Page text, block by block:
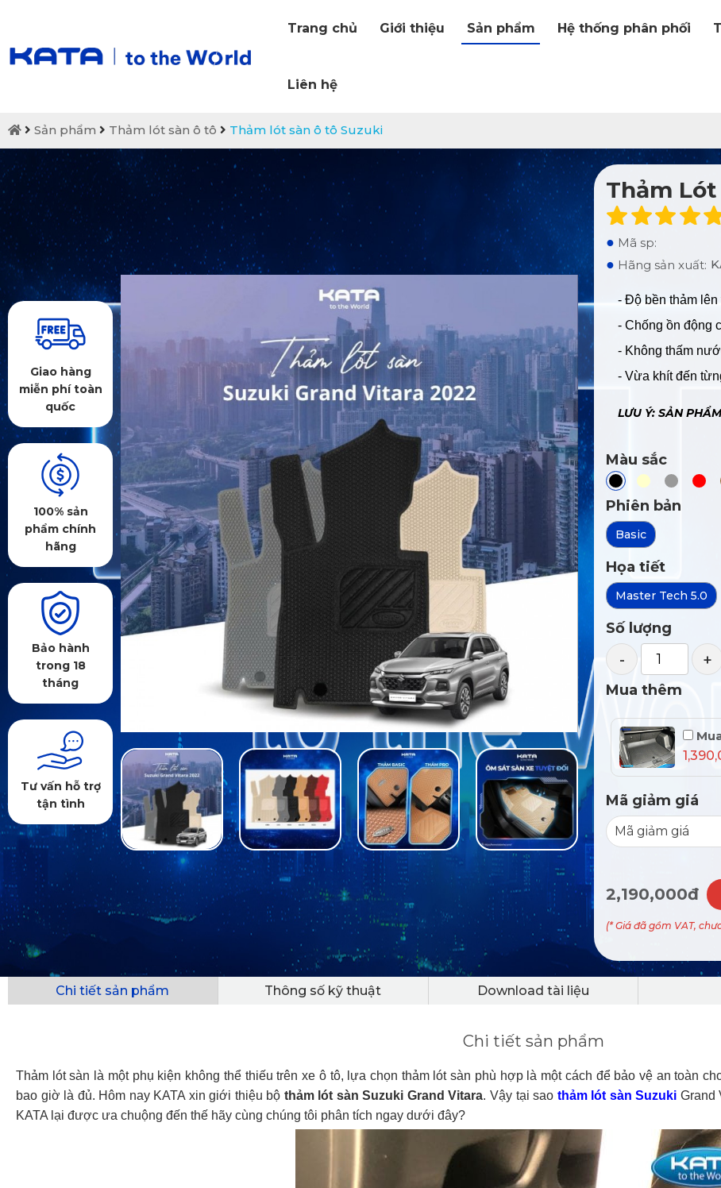
Trang chủ Giới thiệu Sản phẩm Hệ thống phân phối
Liên hệ
Sản phẩm Thảm lót sàn ô tô Thảm lót sàn ô tô Suzuki
Giao hàng
miễn phí toàn
quốc
100% sản
phẩm chính
hãng
Bảo hành
trong 18
tháng
Tư vấn hỗ trợ
tận tình
Thảm
● Mã sp:
● Hãng sản xuất:
- Độ bền thảm lên
- Chống ồn động
- Không thấm nư
- Vừa khít đến
LƯU Ý: SẢN
Màu sắc
Phiên bản
Basic
Họa tiết
Master Tech 5.0
Số lượng
- +
Mua thêm
Mã giảm giá
2,190,000đ
(* Giá đã gồm VAT,
Chi tiết sản phẩm Thông số kỹ thuật Download tài liệu
Chi tiết sản phẩm
Thảm lót sàn là một phụ kiện không thể thiếu trên xe ô tô, lựa chọn thảm lót sàn phù hợp là một cách để bảo vệ an toàn
bao giờ là đủ. Hôm nay KATA xin giới thiệu bộ thảm lót sàn Suzuki Grand Vitara. Vậy tại sao thảm lót sàn Suzuki Grand
KATA lại được ưa chuộng đến thế hãy cùng chúng tôi phân tích ngay dưới đây?